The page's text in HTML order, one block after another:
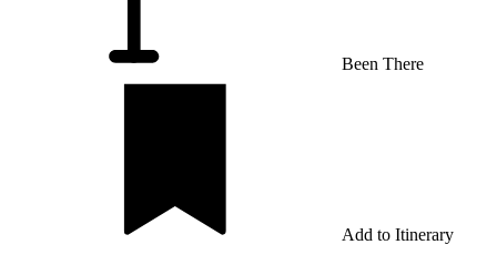
Been There
Add to Itinerary